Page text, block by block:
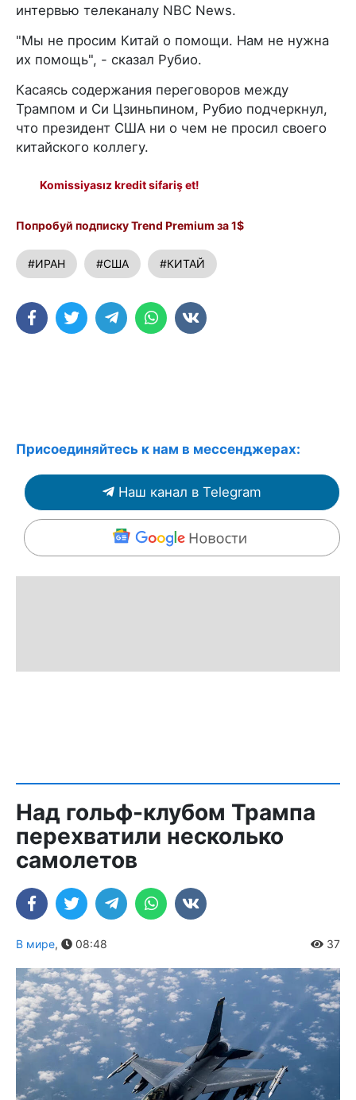
интервью телеканалу NBC News.
"Мы не просим Китай о помощи. Нам не нужна
их помощь", - сказал Рубио.
Касаясь содержания переговоров между
Трампом и Си Цзиньпином, Рубио подчеркнул,
что президент США ни о чем не просил своего
китайского коллегу.
Komissiyasız kredit sifariş et!
Попробуй подписку Trend Premium за 1$
#ИРАН #США #КИТАЙ
Присоединяйтесь к нам в мессенджерах:
Наш канал в Telegram
Над гольф-клубом Трампа
перехватили несколько
самолетов
В мире, 08:48 37